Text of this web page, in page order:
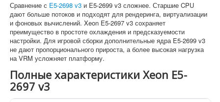
Сравнение с E5-2698 v3 и E5-2699 v3 сложнее. Старшие CPU
дают больше потоков и подходят для рендеринга, виртуализации
и фоновых вычислений. Xeon E5-2697 v3 сохраняет
преимущество в простоте охлаждения и предсказуемости
настройки. Для игровой сборки дополнительные ядра E5-2699 v3
не дают пропорционального прироста, а более высокая нагрузка
на VRM усложняет платформу.
Полные характеристики Xeon E5-
2697 v3